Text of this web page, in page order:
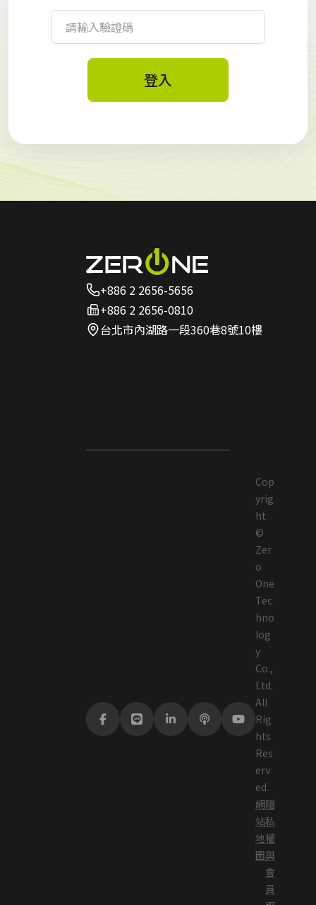
登入
+886 2 2656-5656
+886 2 2656-0810
台北市內湖路一段360巷8號10樓
Cop
yrig
ht
©
Zer
o
One
Tec
hno
log
y
Co.,
Ltd.
All
Rig
hts
Res
erv
ed.
網
站
地
圖
隱
私
權
與
會
員